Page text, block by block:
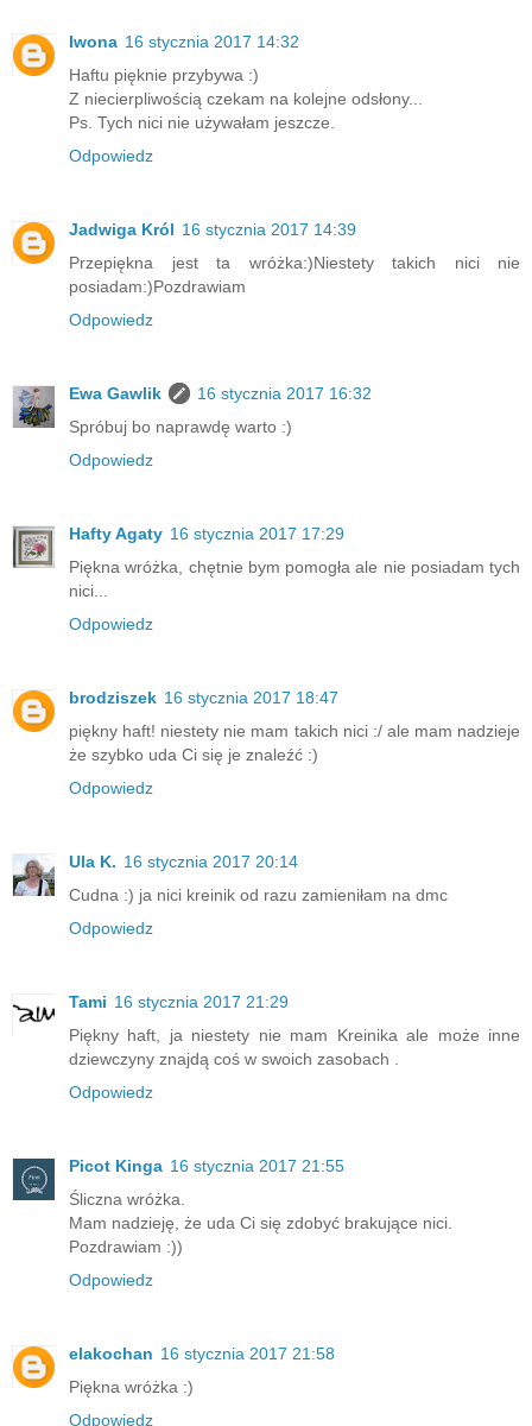
Iwona 16 stycznia 2017 14:32
Haftu pięknie przybywa :)
Z niecierpliwością czekam na kolejne odsłony...
Ps. Tych nici nie używałam jeszcze.
Odpowiedz
Jadwiga Król 16 stycznia 2017 14:39
Przepiękna jest ta wróżka:)Niestety takich nici nie
posiadam:)Pozdrawiam
Odpowiedz
Ewa Gawlik
16 stycznia 2017 16:32
Spróbuj bo naprawdę warto :)
Odpowiedz
Hafty Agaty 16 stycznia 2017 17:29
Piękna wróżka, chętnie bym pomogła ale nie posiadam tych
nici...
Odpowiedz
brodziszek 16 stycznia 2017 18:47
piękny haft! niestety nie mam takich nici :/ ale mam nadzieje
że szybko uda Ci się je znaleźć :)
Odpowiedz
Ula K. 16 stycznia 2017 20:14
Cudna :) ja nici kreinik od razu zamieniłam na dmc
Odpowiedz
Tami 16 stycznia 2017 21:29
Piękny haft, ja niestety nie mam Kreinika ale może inne
dziewczyny znajdą coś w swoich zasobach .
Odpowiedz
Picot Kinga 16 stycznia 2017 21:55
Śliczna wróżka.
Mam nadzieję, że uda Ci się zdobyć brakujące nici.
Pozdrawiam :))
Odpowiedz
elakochan 16 stycznia 2017 21:58
Piękna wróżka :)
Odpowiedz